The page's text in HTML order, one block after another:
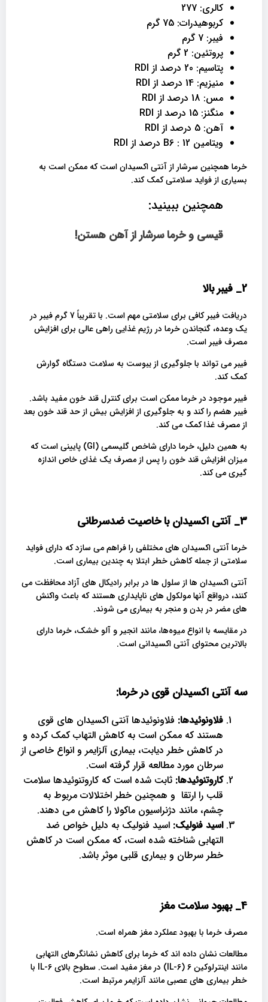
کالری: 277
کربوهیدرات: 75 گرم
فیبر: 7 گرم
پروتئین: 2 گرم
پتاسیم: 20 درصد از RDI
منیزیم: 14 درصد از RDI
مس: 18 درصد از RDI
منگنز: 15 درصد از RDI
آهن: 5 درصد از RDI
ویتامین 12 : B6 درصد از RDI
خرما همچنین سرشار از آنتی اکسیدان است که ممکن است به
بسیاری از فواید سلامتی کمک کند.
همچنین ببینید:
قیسی و خرما سرشار از آهن هستن!
2_ فیبر بالا
دریافت فیبر کافی برای سلامتی مهم است. با تقریباً 7 گرم فیبر در
یک وعده، گنجاندن خرما در رژیم غذایی راهی عالی برای افزایش
مصرف فیبر است.
فیبر می تواند با جلوگیری از یبوست به سلامت دستگاه گوارش
کمک کند.
فیبر موجود در خرما ممکن است برای کنترل قند خون مفید باشد.
فیبر هضم را کند و به جلوگیری از افزایش بیش از حد قند خون بعد
از مصرف غذا کمک می کند.
به همین دلیل، خرما دارای شاخص گلیسمی (GI) پایینی است که
میزان افزایش قند خون را پس از مصرف یک غذای خاص اندازه
گیری می کند.
3_ آنتی اکسیدان با خاصیت ضدسرطانی
خرما آنتی اکسیدان های مختلفی را فراهم می سازد که دارای فواید
سلامتی از جمله کاهش خطر ابتلا به چندین بیماری است.
آنتی اکسیدان ها از سلول ها در برابر رادیکال های آزاد محافظت می
کنند، درواقع آنها مولکول های ناپایداری هستند که باعث واکنش
های مضر در بدن و منجر به بیماری می شوند.
در مقایسه با انواع میوه‌ها، مانند انجیر و آلو خشک، خرما دارای
بالاترین محتوای آنتی اکسیدانی است.
سه آنتی اکسیدان قوی در خرما:
فلاونوئیدها: فلاونوئیدها آنتی اکسیدان های قوی
هستند که ممکن است به کاهش التهاب کمک کرده و
در کاهش خطر دیابت، بیماری آلزایمر و انواع خاصی از
سرطان مورد مطالعه قرار گرفته است.
کاروتنوئیدها: ثابت شده است که کاروتنوئیدها سلامت
قلب را ارتقا و همچنین خطر اختلالات مربوط به
چشم، مانند دژنراسیون ماکولا را کاهش می دهند.
اسید فنولیک: اسید فنولیک به دلیل خواص ضد
التهابی شناخته شده است، که ممکن است در کاهش
خطر سرطان و بیماری قلبی موثر باشد.
4_ بهبود سلامت مغز
مصرف خرما با بهبود عملکرد مغز همراه است.
مطالعات نشان داده اند که خرما برای کاهش نشانگرهای التهابی
مانند اینترلوکین 6 (IL-6) در مغز مفید است. سطوح بالای IL-6 با
خطر بیماری های عصبی مانند آلزایمر مرتبط است.